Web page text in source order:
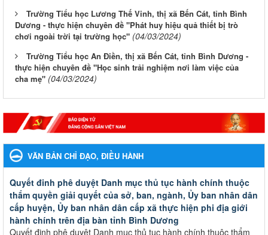
Trường Tiểu học Lương Thế Vinh, thị xã Bến Cát, tỉnh Bình
Dương - thực hiện chuyên đề "Phát huy hiệu quả thiết bị trò
chơi ngoài trời tại trường học" (04/03/2024)
Trường Tiểu học An Điền, thị xã Bến Cát, tỉnh Bình Dương -
thực hiện chuyên đề "Học sinh trải nghiệm nơi làm việc của
cha mẹ" (04/03/2024)
VĂN BẢN CHỈ ĐẠO, ĐIỀU HÀNH
Quyết đinh phê duyệt Danh mục thủ tục hành chính thuộc
thẩm quyền giải quyết của sở, ban, ngành, Ủy ban nhân dân
cấp huyện, Ủy ban nhân dân cấp xã thực hiện phi địa giới
hành chính trên địa bàn tỉnh Bình Dương
Quyết đinh phê duyệt Danh mục thủ tục hành chính thuộc thẩm